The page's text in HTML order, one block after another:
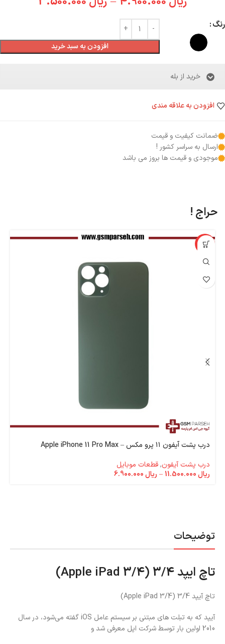
رنگ
افزودن به سبد خرید
خرید از بله
افزودن به علاقه مندی
ضمانت کیفیت و قیمت
ارسال به سراسر کشور !
موجودی و قیمت ها بروز می باشد
توضیحات
تاچ ایپد 3/4 (Apple iPad 3/4)
تاچ آیپد 3/4 (Apple iPad 3/4)
آیپد که به تبلت های مبتنی بر سیستم عامل iOS گفته می‌شود، در سال
2010 اولین بار توسط شرکت اپل معرفی شد و
حراج !
-37%
درب پشت آیفون ۱۱ پرو مکس – Apple iPhone 11 Pro Max
درب پشت آیفون,قطعات موبایل
ریال
– ریال